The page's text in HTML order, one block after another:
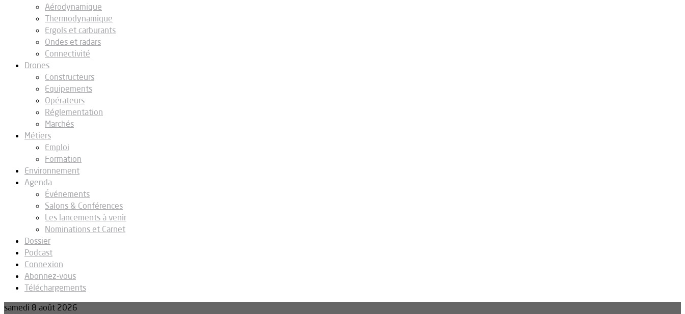
Aérodynamique
Thermodynamique
Ergols et carburants
Ondes et radars
Connectivité
Drones
Constructeurs
Equipements
Opérateurs
Réglementation
Marchés
Métiers
Emploi
Formation
Environnement
Agenda
Événements
Salons & Conférences
Les lancements à venir
Nominations et Carnet
Dossier
Podcast
Connexion
Abonnez-vous
Téléchargements
samedi 8 août 2026